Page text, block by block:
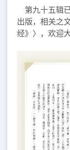
第九十五辑
出版，相关之
经》〉，欢迎